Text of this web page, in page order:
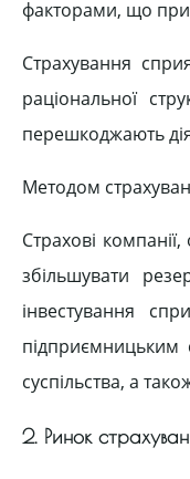
факторами, що
Страхування
раціональної
перешкоджають
Методом
Страхові
збільшувати
інвестування
підприємницьким
суспільства, а
2. Ринок